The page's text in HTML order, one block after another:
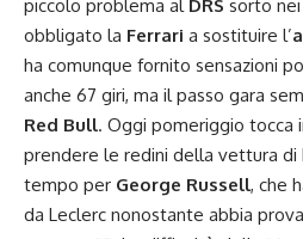
piccolo problema al DRS sorto
obbligato la Ferrari a sostituire l’
ha comunque fornito sensazioni
anche 67 giri, ma il passo gara
Red Bull. Oggi pomeriggio tocca
prendere le redini della vettura di
tempo per George Russell, che
da Leclerc nonostante abbia